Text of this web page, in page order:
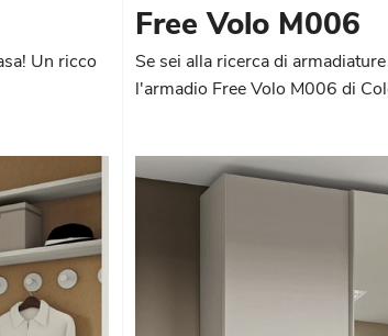
Un ricco
Free Volo M006
Se sei alla ricerca di
l'armadio Free Volo M006 di